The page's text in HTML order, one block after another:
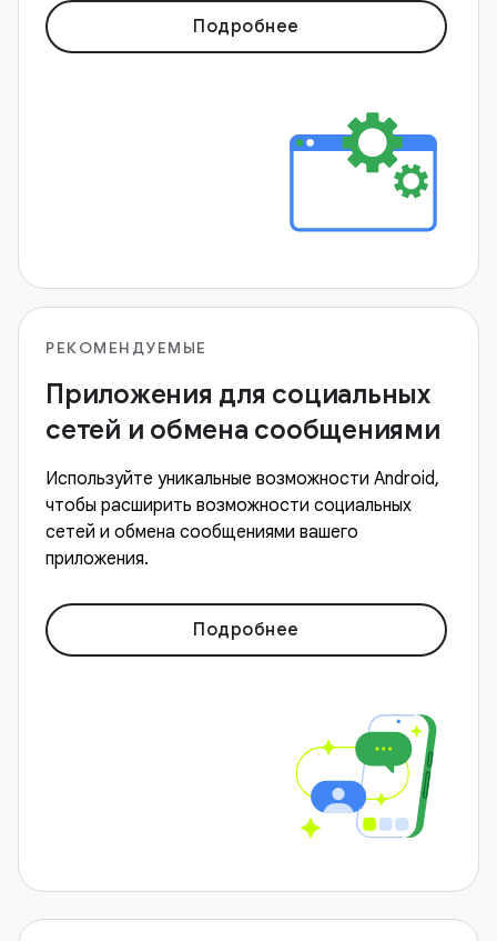
Подробнее
РЕКОМЕНДУЕМЫЕ
Приложения для социальных
сетей и обмена сообщениями
Используйте уникальные возможности Android,
чтобы расширить возможности социальных
сетей и обмена сообщениями вашего
приложения.
Подробнее